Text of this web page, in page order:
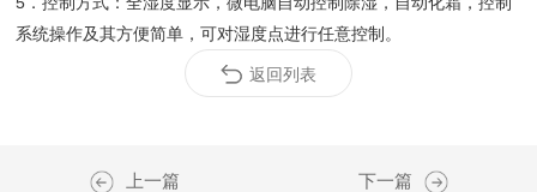
系统操作及其方便简单，可对湿度点进行任意控制。
返回列表
上一篇 下一篇